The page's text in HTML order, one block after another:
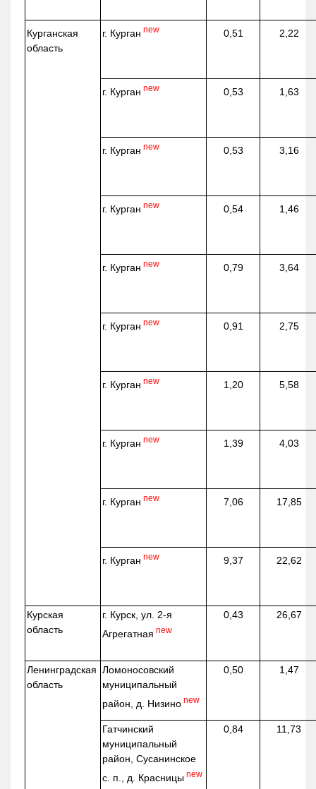
Курганская
область
г. Курган new 0,51 2,22
г. Курган new 0,53 1,63
г. Курган new 0,53 3,16
г. Курган new 0,54 1,46
г. Курган new 0,79 3,64
г. Курган new 0,91 2,75
г. Курган new 1,20 5,58
г. Курган new 1,39 4,03
г. Курган new 7,06 17,85
г. Курган new 9,37 22,62
Курская
область
г. Курск, ул. 2-я
Агрегатная new
0,43 26,67
Ленинградская
область
Ломоносовский
муниципальный
район, д. Низино new
0,50 1,47
Гатчинский
муниципальный
район, Сусанинское
с. п., д. Красницы new
0,84 11,73